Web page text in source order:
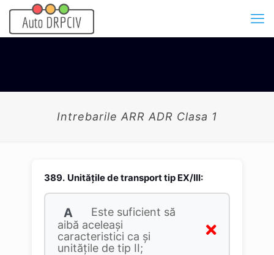
Intrebarile ARR ADR Clasa 1
389. Unităţile de transport tip EX/III:
A
Este suficient să
aibă aceleaşi
caracteristici ca şi
unităţile de tip II;